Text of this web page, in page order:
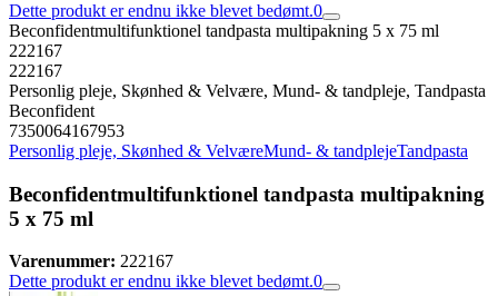
Dette produkt er endnu ikke blevet bedømt.0
Beconfidentmultifunktionel tandpasta multipakning 5 x 75 ml
222167
222167
Personlig pleje, Skønhed & Velvære, Mund- & tandpleje, Tandpasta
Beconfident
7350064167953
Personlig pleje, Skønhed & VelværeMund- & tandplejeTandpasta
Beconfidentmultifunktionel tandpasta multipakning
5 x 75 ml
Varenummer: 222167
Dette produkt er endnu ikke blevet bedømt.0